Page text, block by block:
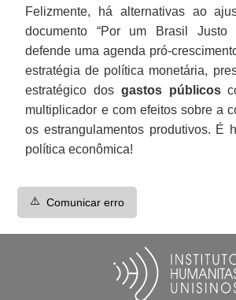
Felizmente, há alternativas ao
documento “Por um Brasil Justo
defende uma agenda pró-
estratégia de política monetária,
estratégico dos gastos públicos
multiplicador e com efeitos sobre a
os estrangulamentos produtivos. É
política econômica!
⚠️ Comunicar erro